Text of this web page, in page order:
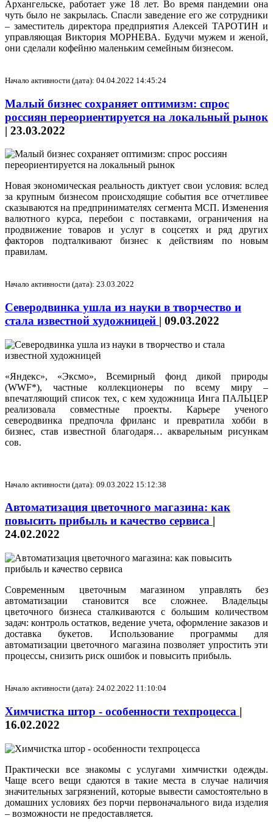
Архангельске, работает уже 18 лет. Во время пандемии она
чуть было не закрылась. Спасли заведение его же сотрудники
– заместитель директора предприятия Алексей ТАРОТИН и
управляющая Виктория МОРНЕВА. Будучи мужем и женой,
они сделали кофейню маленьким семейным бизнесом.
Начало активности (дата): 04.04.2022 14:45:24
Малый бизнес сохраняет оптимизм: спрос
россиян переориентируется на локальный рынок
| 23.03.2022
Новая экономическая реальность диктует свои условия: вслед
за крупным бизнесом происходящие события все отчетливее
сказываются на предпринимателях сегмента МСП. Изменения
валютного курса, перебои с поставками, ограничения на
продвижение товаров и услуг в соцсетях и ряд других
факторов подталкивают бизнес к действиям по новым
правилам.
Начало активности (дата): 23.03.2022
Северодвинка ушла из науки в творчество и
стала известной художницей | 09.03.2022
«Яндекс», «Эксмо», Всемирный фонд дикой природы
(WWF*), частные коллекционеры по всему миру –
впечатляющий список тех, с кем художница Инга ПАЛЬЦЕР
реализовала совместные проекты. Карьере ученого
северодвинка предпочла фриланс и превратила хобби в
бизнес, став известной благодаря… акварельным рисункам
сов.
Начало активности (дата): 09.03.2022 15:12:38
Автоматизация цветочного магазина: как
повысить прибыль и качество сервиса |
24.02.2022
Современным цветочным магазином управлять без
автоматизации становится все сложнее. Владельцы
цветочного бизнеса сталкиваются с большим количеством
задач: контроль остатков, ведение учета, оформление заказов и
доставка букетов. Использование программы для
автоматизации цветочного магазина позволяет упростить эти
процессы, снизить риск ошибок и повысить прибыль.
Начало активности (дата): 24.02.2022 11:10:04
Химчистка штор - особенности техпроцесса |
16.02.2022
Практически все знакомы с услугами химчистки одежды.
Чаще всего вещи сдаются в такие места в случае наличия
значительных загрязнений, которые вывести самостоятельно в
домашних условиях без порчи первоначального вида изделия
– возможности не предоставляется.